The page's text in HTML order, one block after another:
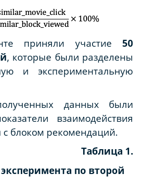
приняли участие 50
, которые были разделены
и экспериментальную
данных были
взаимодействия
с блоком рекомендаций.
Таблица 1.
по второй